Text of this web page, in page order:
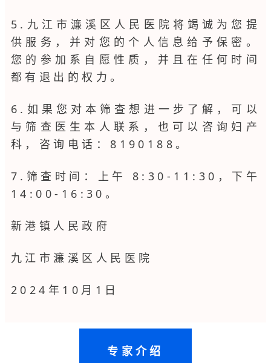
5.九江市濂溪区人民医院将竭诚为您提
供服务，并对您的个人信息给予保密。
您的参加系自愿性质，并且在任何时间
都有退出的权力。
6.如果您对本筛查想进一步了解，可以
与筛查医生本人联系，也可以咨询妇产
科，咨询电话：8190188。
7.筛查时间：上午 8:30-11:30，下午
14:00-16 : 30。
新港镇人民政府
九江市濂溪区人民医院
2024年10月1日
专家介绍